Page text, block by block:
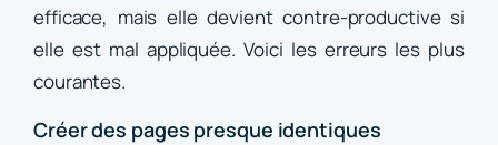
efficace, mais elle devient contre-productive si
elle est mal appliquée. Voici les erreurs les plus
courantes.
Créer des pages presque identiques